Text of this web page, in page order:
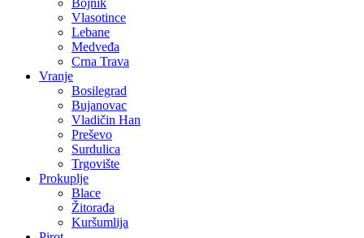
Bojnik
Vlasotince
Lebane
Medveđa
Crna Trava
Vranje
Bosilegrad
Bujanovac
Vladičin Han
Preševo
Surdulica
Trgovište
Prokuplje
Blace
Žitorađa
Kuršumlija